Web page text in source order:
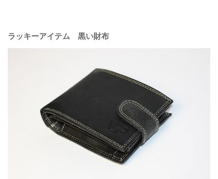
ラッキーアイテム 黒い財布